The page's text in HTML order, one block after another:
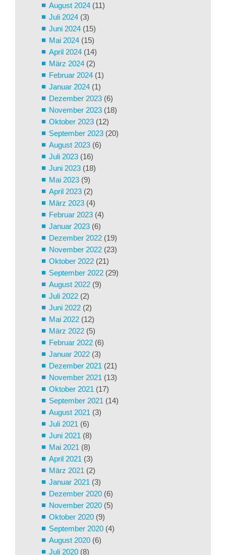
August 2024 (11)
Juli 2024 (3)
Juni 2024 (15)
Mai 2024 (15)
April 2024 (14)
März 2024 (2)
Februar 2024 (1)
Januar 2024 (1)
Dezember 2023 (6)
November 2023 (18)
Oktober 2023 (12)
September 2023 (20)
August 2023 (6)
Juli 2023 (16)
Juni 2023 (18)
Mai 2023 (9)
April 2023 (2)
März 2023 (4)
Februar 2023 (4)
Januar 2023 (6)
Dezember 2022 (19)
November 2022 (23)
Oktober 2022 (21)
September 2022 (29)
August 2022 (9)
Juli 2022 (2)
Juni 2022 (2)
Mai 2022 (12)
März 2022 (5)
Februar 2022 (6)
Januar 2022 (3)
Dezember 2021 (21)
November 2021 (13)
Oktober 2021 (17)
September 2021 (14)
August 2021 (3)
Juli 2021 (6)
Juni 2021 (8)
Mai 2021 (8)
April 2021 (3)
März 2021 (2)
Januar 2021 (3)
Dezember 2020 (6)
November 2020 (5)
Oktober 2020 (9)
September 2020 (4)
August 2020 (6)
Juli 2020 (8)